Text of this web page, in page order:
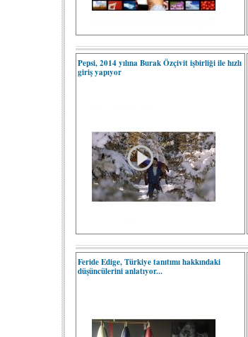
Pepsi, 2014 yılına Burak Özçivit işbirliği ile hızlı
giriş yapıyor
Feride Edige, Türkiye tanıtımı hakkındaki
düşüncülerini anlatıyor...